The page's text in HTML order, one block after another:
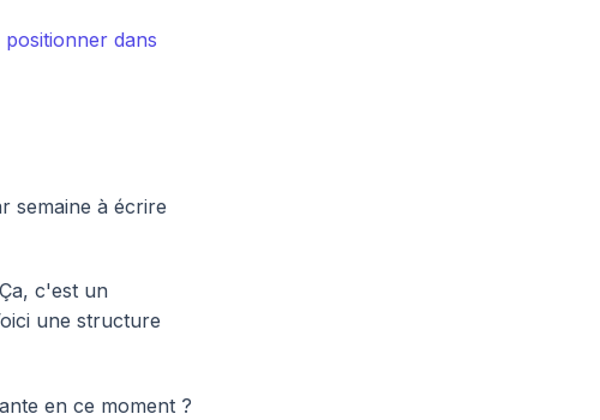
dans
semaine à écrire
c'est un
une structure
en ce moment ?